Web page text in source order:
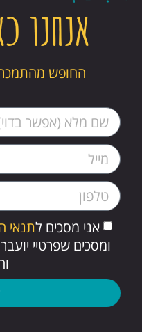
אנחנו
החופש
אני מסכים לתנאי
ומסכים שפרטיי